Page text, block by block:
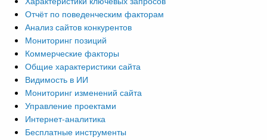
Отчёт по поведенческим факторам
Анализ сайтов конкурентов
Мониторинг позиций
Коммерческие факторы
Общие характеристики сайта
Видимость в ИИ
Мониторинг изменений сайта
Управление проектами
Интернет-аналитика
Бесплатные инструменты